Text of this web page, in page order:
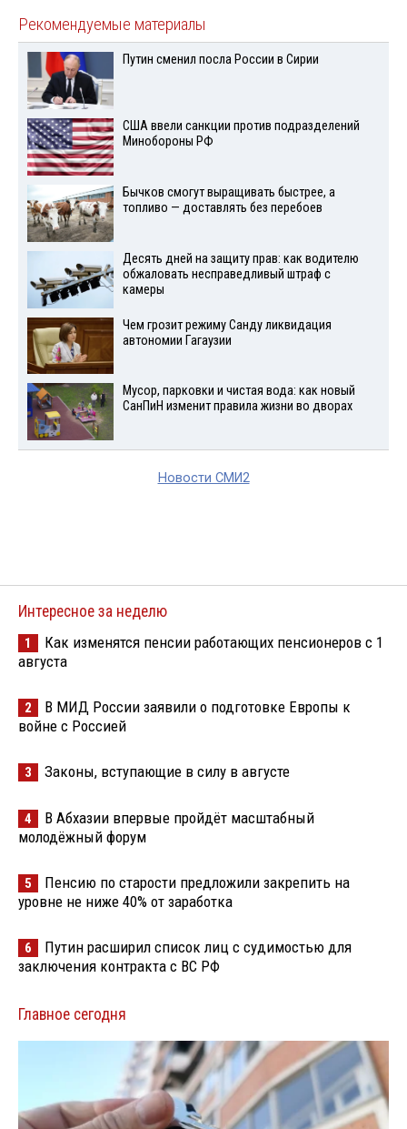
Рекомендуемые материалы
Путин сменил посла России в Сирии
США ввели санкции против подразделений
Минобороны РФ
Бычков смогут выращивать быстрее, а
топливо — доставлять без перебоев
Десять дней на защиту прав: как водителю
обжаловать несправедливый штраф с
камеры
Чем грозит режиму Санду ликвидация
автономии Гагаузии
Мусор, парковки и чистая вода: как новый
СанПиН изменит правила жизни во дворах
Новости СМИ2
Интересное за неделю
1
Как изменятся пенсии работающих пенсионеров с 1
августа
2
В МИД России заявили о подготовке Европы к
войне с Россией
3 Законы, вступающие в силу в августе
4
В Абхазии впервые пройдёт масштабный
молодёжный форум
5
Пенсию по старости предложили закрепить на
уровне не ниже 40% от заработка
6
Путин расширил список лиц с судимостью для
заключения контракта с ВС РФ
Главное сегодня